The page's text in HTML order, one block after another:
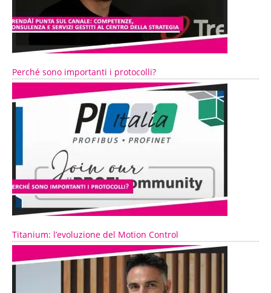
Perché sono importanti i protocolli?
Titanium: l’evoluzione del Motion Control